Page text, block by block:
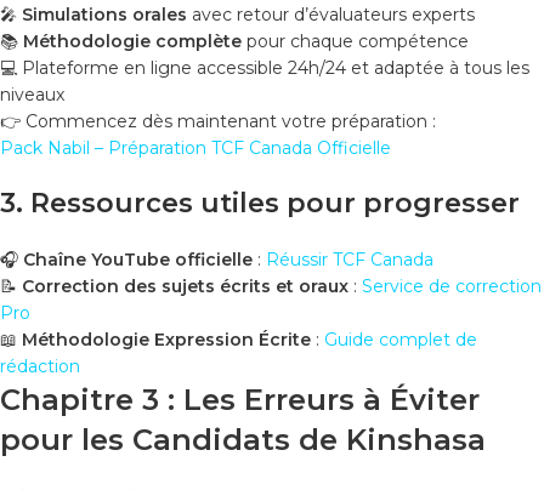
🎤 Simulations orales avec retour d’évaluateurs experts
📚 Méthodologie complète pour chaque compétence
💻 Plateforme en ligne accessible 24h/24 et adaptée à tous les
niveaux
👉 Commencez dès maintenant votre préparation :
Pack Nabil – Préparation TCF Canada Officielle
3. Ressources utiles pour progresser
🎧 Chaîne YouTube officielle : Réussir TCF Canada
📝 Correction des sujets écrits et oraux : Service de correction
Pro
📖 Méthodologie Expression Écrite : Guide complet de
rédaction
Chapitre 3 : Les Erreurs à Éviter
pour les Candidats de Kinshasa